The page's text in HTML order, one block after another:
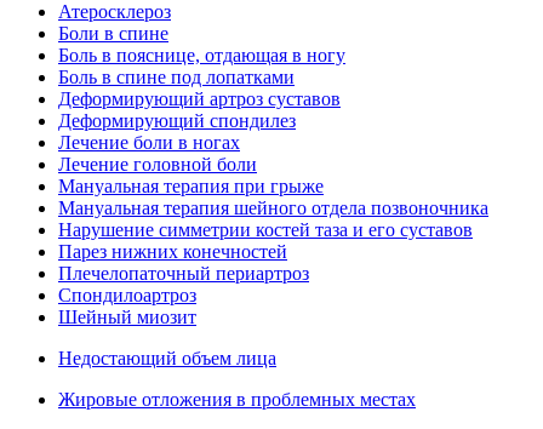
Атеросклероз
Боли в спине
Боль в пояснице, отдающая в ногу
Боль в спине под лопатками
Деформирующий артроз суставов
Деформирующий спондилез
Лечение боли в ногах
Лечение головной боли
Мануальная терапия при грыже
Мануальная терапия шейного отдела позвоночника
Нарушение симметрии костей таза и его суставов
Парез нижних конечностей
Плечелопаточный периартроз
Спондилоартроз
Шейный миозит
Недостающий объем лица
Жировые отложения в проблемных местах